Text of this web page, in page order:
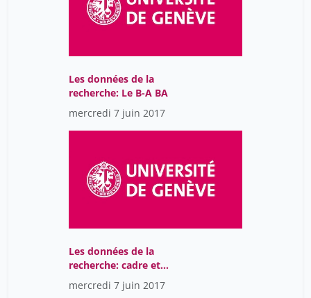
Les données de la
recherche: Le B-A BA
mercredi 7 juin 2017
Les données de la
recherche: cadre et
contexte
mercredi 7 juin 2017